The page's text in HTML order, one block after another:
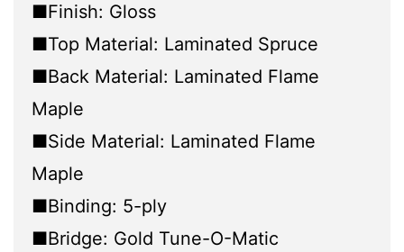
■Finish: Gloss
■Top Material: Laminated Spruce
■Back Material: Laminated Flame
Maple
■Side Material: Laminated Flame
Maple
■Binding: 5-ply
■Bridge: Gold Tune-O-Matic